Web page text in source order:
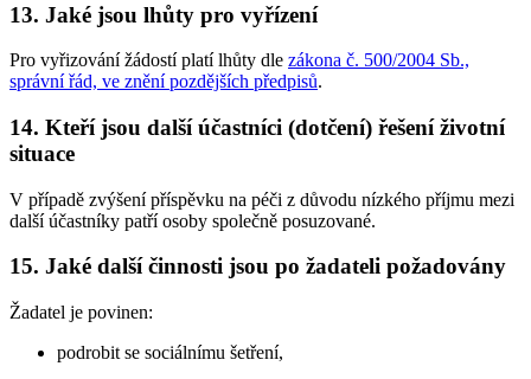
13. Jaké jsou lhůty pro vyřízení
Pro vyřizování žádostí platí lhůty dle zákona č. 500/2004 Sb.,
správní řád, ve znění pozdějších předpisů.
14. Kteří jsou další účastníci (dotčení) řešení životní
situace
V případě zvýšení příspěvku na péči z důvodu nízkého příjmu mezi
další účastníky patří osoby společně posuzované.
15. Jaké další činnosti jsou po žadateli požadovány
Žadatel je povinen:
podrobit se sociálnímu šetření,